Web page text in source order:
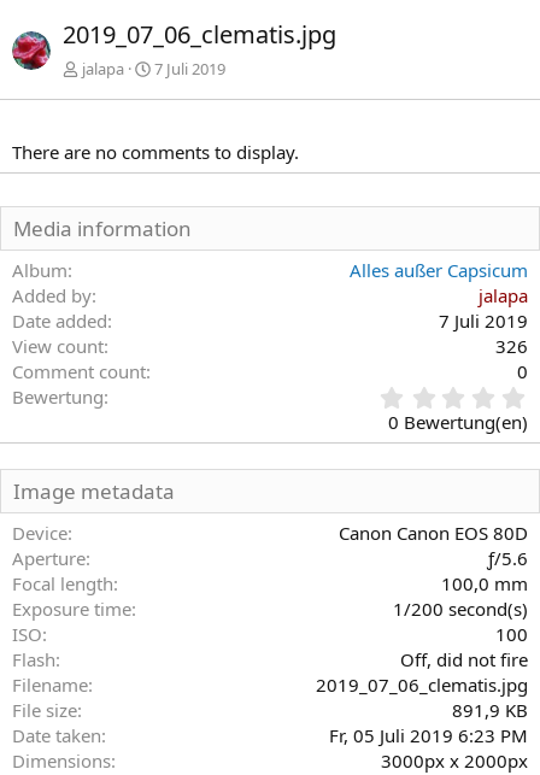
h
e
e
2019_07_06_clematis.jpg
jalapa 7 Juli 2019
There are no comments to display.
Media information
Album
Alles außer Capsicum
Added by
jalapa
Date added
7 Juli 2019
View count
326
Comment count
0
Bewertung
0
0
t
0 Bewertung(en)
Image metadata
Device
Canon Canon EOS 80D
Aperture
ƒ/5.6
Focal length
100,0 mm
Exposure time
1/200 second(s)
ISO
100
Flash
Off, did not fire
Filename
2019_07_06_clematis.jpg
File size
891,9 KB
Date taken
Fr, 05 Juli 2019 6:23 PM
Dimensions
3000px x 2000px